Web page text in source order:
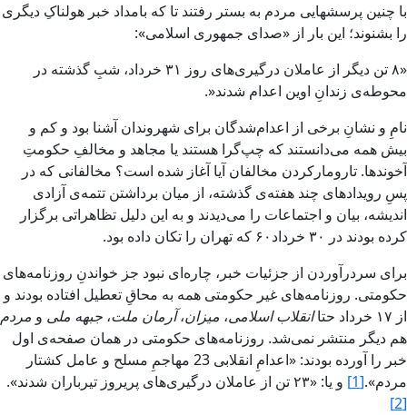
با چنين پرسش‏هايى مردم به بستر رفتند تا که بامداد خبر هولناکِ ديگرى
را بشنوند؛‌ اين بار از «صداى جمهورى اسلامى»:
«۸ تن ديگر از عاملان درگيرى‌هاى روز ۳۱ خرداد، شبِ گذشته در
محوطه‌ى زندانِ اوين اعدام شدند«.
نامِ و نشانِ برخى از اعدام‌شدگان براى شهروندان آشنا بود و کم و
بيش‏ همه مى‌دانستند که چپ‌گرا هستند يا مجاهد و مخالفِ حکومتِ
آخوندها. تار‌‌و‌مارکردن مخالفان آيا آغاز شده است؟ مخالفانى که در
پسِ رويدادهاى چند هفته‌ى گذشته، از ميان برداشتن تتمه‌ى آزادى‌
انديشه، بيان و اجتماعات را مى‌ديدند و به اين دليل تظاهراتى برگزار
کرده بودند در ۳۰ خرداد۶۰ که تهران را تکان داده بود.
براى سردرآوردن از جزئيات خبر، چاره‌اى نبود جز خواندنِ روزنامه‌هاى
حکومتى. روزنامه‌‌هاى غير حکومتى همه به محاقِ تعطيل افتاده بودند و
از ۱۷ خرداد حتا
‌انقلاب اسلامى، ‌ميزان،‌آرمان ملت، جبهه ملى و ‌مردم‌
هم ديگر منتشر نمى‌شد. روزنامه‌هاى حکومتى در همان صفحه‌ى اول
خبر را آورده‌ بودند: «اعدامِ انقلابى 23 مهاجمِ مسلح و عامل کشتار
مردم‌».[1]
و يا: «۲۳ تن از عاملان درگيرى‌هاى پريروز تيرباران شدند‌».
[2]